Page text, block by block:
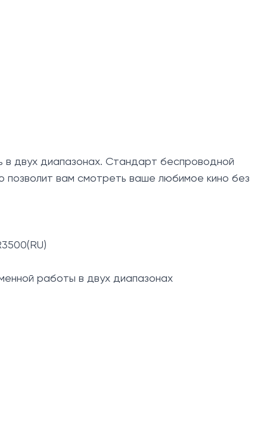
в двух диапазонах. Стандарт беспроводной
позволит вам смотреть ваше любимое кино без
работы в двух диапазонах